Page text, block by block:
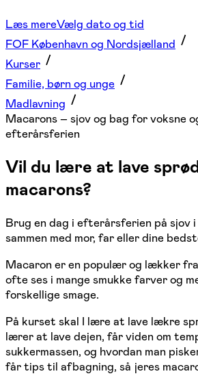
Læs mereVælg dato og tid
FOF København og Nordsjælland
Kurser
Familie, børn og unge
Madlavning
Macarons – sjov og bag for voksne
efterårsferien
Vil du lære at lave
macarons?
Brug en dag i efterårsferien på sjov
sammen med mor, far eller dine
Macaron er en populær og lækker
ofte ses i mange smukke farver og
forskellige smage.
På kurset skal I lære at lave lækre
lærer at lave dejen, får viden om
sukkermassen, og hvordan man
får tips til afbagning, så jeres